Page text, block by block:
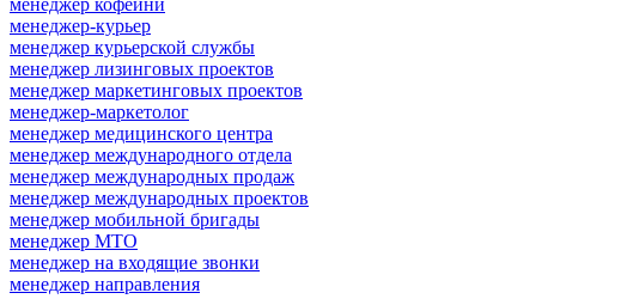
менеджер-курьер
менеджер курьерской службы
менеджер лизинговых проектов
менеджер маркетинговых проектов
менеджер-маркетолог
менеджер медицинского центра
менеджер международного отдела
менеджер международных продаж
менеджер международных проектов
менеджер мобильной бригады
менеджер МТО
менеджер на входящие звонки
менеджер направления